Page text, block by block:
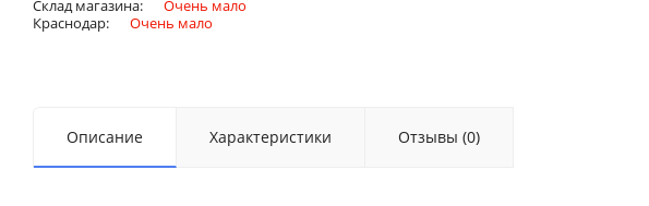
Склад магазина:
Очень мало
Краснодар:
Очень мало
Описание Характеристики Отзывы (0)